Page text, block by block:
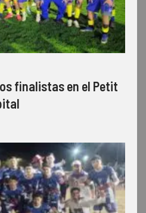
finalistas en el Petit